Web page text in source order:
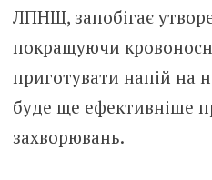
ЛПНЩ, запобігає
покращуючи
приготувати напій на
буде ще ефективніше
захворювань.